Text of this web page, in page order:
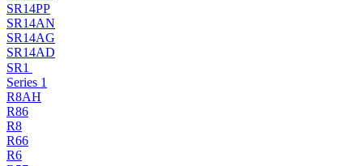
SR14PP
SR14AN
SR14AG
SR14AD
SR1
Series 1
R8AH
R86
R8
R66
R6